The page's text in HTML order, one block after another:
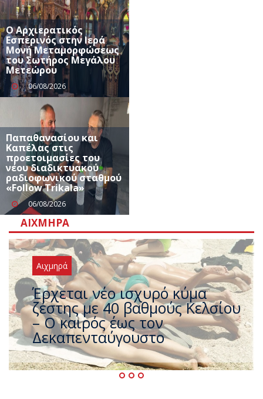
Ο Αρχιερατικός
Εσπερινός στην Ιερά
Μονή Μεταμορφώσεως
του Σωτήρος Μεγάλου
Μετεώρου
06/08/2026
Παπαθανασίου και
Καπέλας στις
προετοιμασίες του
νέου διαδικτυακού
ραδιοφωνικού σταθμού
«Follow Trikala»
06/08/2026
ΑΙΧΜΗΡΆ
Αιχμηρά
Άφαντος ο Τσίπρας… την ώρα
που η χώρα καίγεται